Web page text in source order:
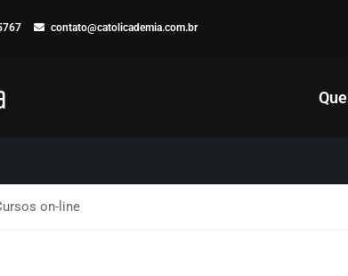
contato@catolicademia.com.br
on-line